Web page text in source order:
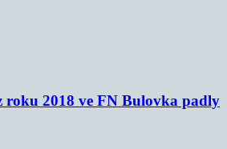
roku 2018 ve FN Bulovka padly